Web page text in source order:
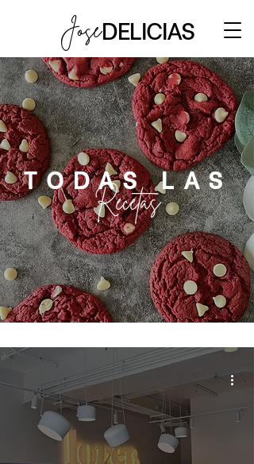
JoseDELICIAS
TODAS LAS
Recetas